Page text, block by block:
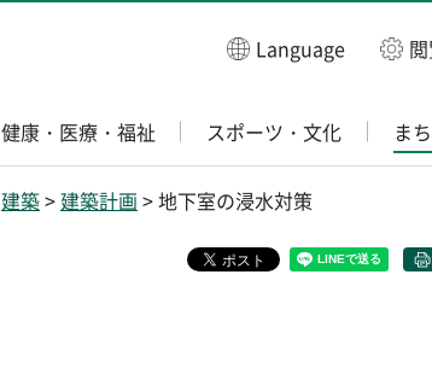
Language
健康・医療・福祉 スポーツ・文化 ま
建築>建築計画 > 地下室の浸水対策